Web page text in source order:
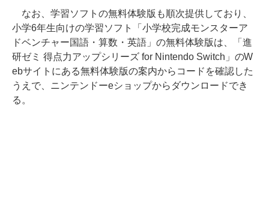
なお、学習ソフトの無料体験版も順次提供しており、
小学6年生向けの学習ソフト「小学校完成モンスターア
ドベンチャー国語・算数・英語」の無料体験版は、「進
研ゼミ 得点力アップシリーズ for Nintendo Switch」のW
ebサイトにある無料体験版の案内からコードを確認した
うえで、ニンテンドーeショップからダウンロードでき
る。